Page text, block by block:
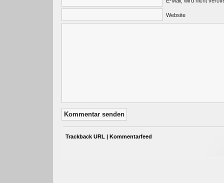
Website
Trackback URL | Kommentarfeed